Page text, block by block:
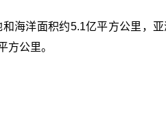
海洋面积约5.1亿平方公里，
方公里。